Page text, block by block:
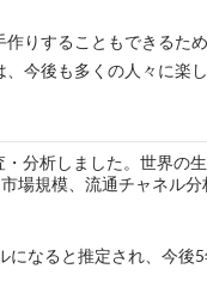
りすることもできるた
今後も多くの人々に楽
分析しました。世界の
場規模、流通チャネル分
になると推定され、今後